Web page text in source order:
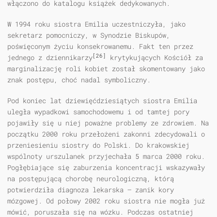
włączono do katalogu książek dedykowanych.
W 1994 roku siostra Emilia uczestniczyła, jako
sekretarz pomocniczy, w Synodzie Biskupów,
poświęconym życiu konsekrowanemu. Fakt ten przez
jednego z dziennikarzy [26]
krytykujących Kościół za
marginalizację roli kobiet został skomentowany jako
znak postępu, choć nadal symboliczny.
Pod koniec lat dziewięćdziesiątych siostra Emilia
uległa wypadkowi samochodowemu i od tamtej pory
pojawiły się u niej poważne problemy ze zdrowiem. Na
początku 2000 roku przełożeni zakonni zdecydowali o
przeniesieniu siostry do Polski. Do krakowskiej
wspólnoty urszulanek przyjechała 5 marca 2000 roku.
Pogłębiające się zaburzenia koncentracji wskazywały
na postępującą chorobę neurologiczną, którą
potwierdziła diagnoza lekarska — zanik kory
mózgowej. Od połowy 2002 roku siostra nie mogła już
mówić, poruszała się na wózku. Podczas ostatniej